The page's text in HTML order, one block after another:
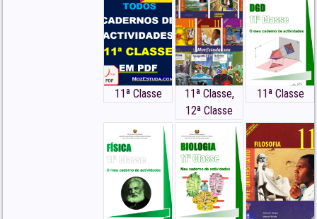
Todos Livros da 11ª
Classe – Moçambique
11ª Classe 11ª Classe,
12ª Classe
11ª Classe